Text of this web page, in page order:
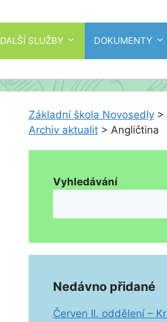
DALŠÍ SLUŽBY DOKUMENTY
Základní škola Novosedly>
Archiv aktualit> Angličtina
Vyhledávání
Nedávno přidané
Červen II. oddělení –